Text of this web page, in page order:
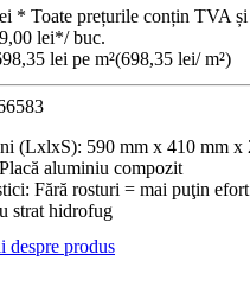
* Toate prețurile conțin TVA
lei*/ buc.
lei pe m²(698,35 lei/ m²)
(LxlxS): 590 mm x 410 mm x
Placă aluminiu compozit
: Fără rosturi = mai puţin
strat hidrofug
despre produs